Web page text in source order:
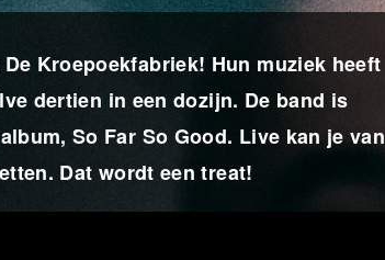
Kroepoekfabriek! Hun muziek heeft
dertien in een dozijn. De band is
So Far So Good. Live kan je van
Dat wordt een treat!